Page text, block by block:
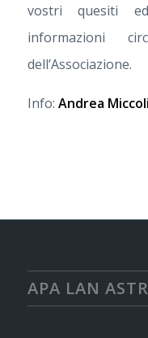
vostri quesiti
informazioni
dell’Associazione.
Info: Andrea Miccoli
APA LAN